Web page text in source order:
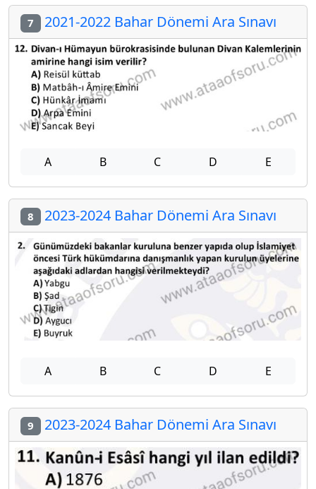
7 2021-2022 Bahar Dönemi Ara Sınavı
A B C D E
8 2023-2024 Bahar Dönemi Ara Sınavı
A B C D E
9 2023-2024 Bahar Dönemi Ara Sınavı